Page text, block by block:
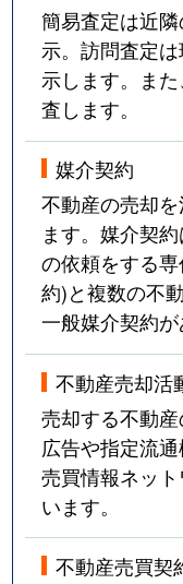
簡易査定は近
示。訪問査定
示します。ま
査します。
媒介契約
不動産の売却
ます。媒介契
の依頼をする
約)と複数の不
一般媒介契約が
不動産売却活
売却する不動
広告や指定流
売買情報ネッ
います。
不動産売買契